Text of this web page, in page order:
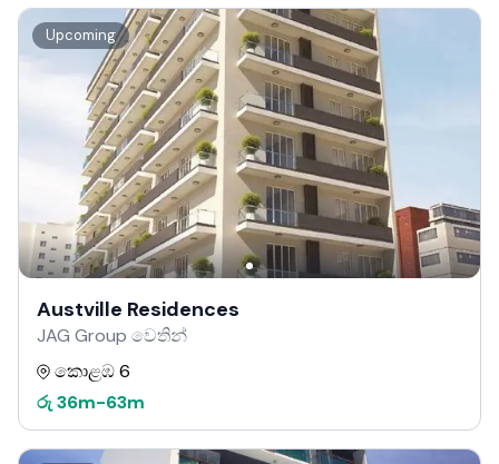
Upcoming
Austville Residences
JAG Group වෙතින්
කොළඹ 6
රු 36m-63m